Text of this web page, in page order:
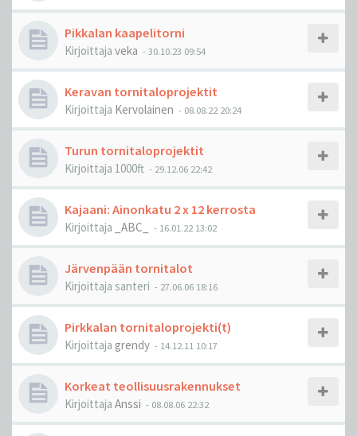
Pikkalan kaapelitorni
Kirjoittaja veka -30.10.23 09:54
Keravan tornitaloprojektit
Kirjoittaja Kervolainen - 08.08.22 20:24
Turun tornitaloprojektit
Kirjoittaja 1000ft - 29.12.06 22:42
Kajaani: Ainonkatu 2 x 12 kerrosta
Kirjoittaja _ABC_ - 16.01.22 13:02
Järvenpään tornitalot
Kirjoittaja santeri - 27.06.06 18:16
Pirkkalan tornitaloprojekti(t)
Kirjoittaja grendy - 14.12.11 10:17
Korkeat teollisuusrakennukset
Kirjoittaja Anssi - 08.08.06 22:32